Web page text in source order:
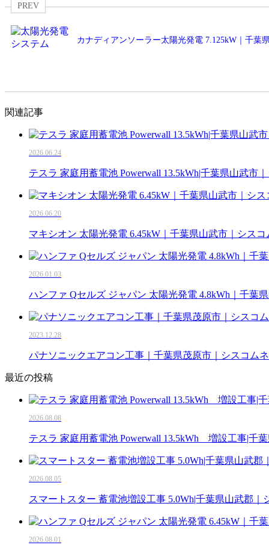
PREV
カナディアンソーラー太陽光発電 7.125kW｜千葉
関連記事
2026.06.24
テスラ 家庭用蓄電池 Powerwall 13.5kWh|千葉県山武市
2026.06.20
マキシオン 太陽光発電 6.45kW｜千葉県山武市｜シスコ
2026.01.03
ハンファ Qセルズ ジャパン 太陽光発電 4.8kWh｜千葉
2023.12.28
パナソニックエアコン工事｜千葉県茂原市｜シスコムネ
最近の投稿
2026.08.08
テスラ 家庭用蓄電池 Powerwall 13.5kWh 増設工事|千
2026.08.05
スマートスター 蓄電池増設工事 5.0Wh|千葉県山武郡｜
2026.08.01